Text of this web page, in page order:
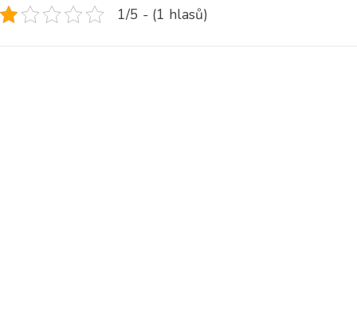
1/5 - (1 hlasů)